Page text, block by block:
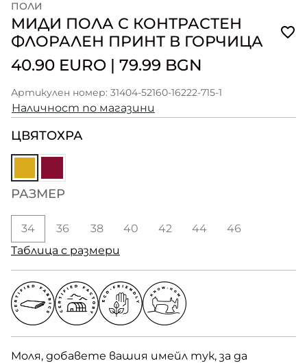
ПОЛИ
МИДИ ПОЛА С КОНТРАСТЕН
ФЛОРАЛЕН ПРИНТ В ГОРЧИЦА
40.90 EURO | 79.99 BGN
Артикулен номер: 31404-52160-16222-715-1
Наличност по магазини
ЦВЯТОХРА
РАЗМЕР
34 36 38 40 42 44
46
Таблица с размери
Моля, добавете вашия имейл тук, за да